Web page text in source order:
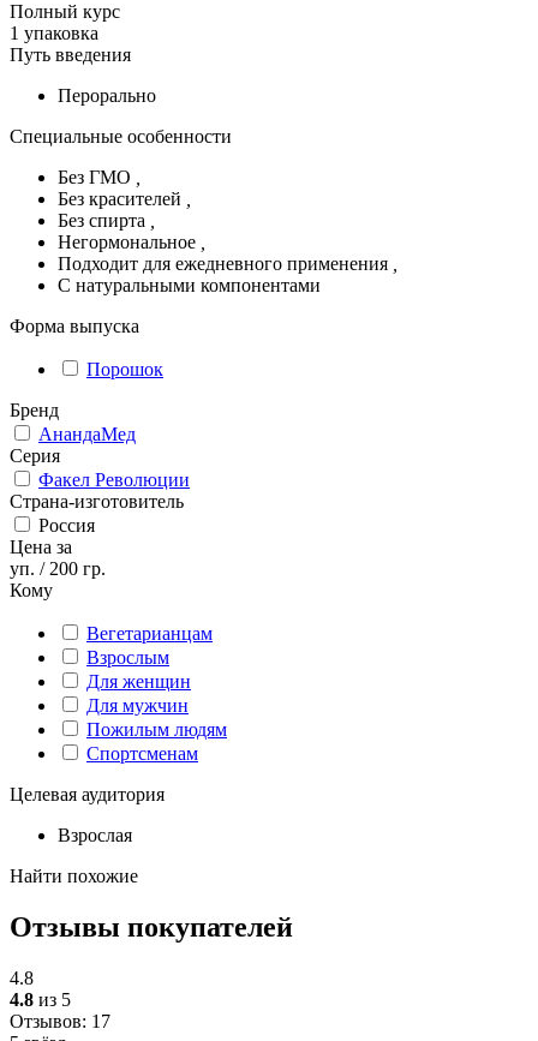
Полный курс
1 упаковка
Путь введения
Перорально
Специальные особенности
Без ГМО
Без красителей
Без спирта
Негормональное
Подходит для ежедневного применения
С натуральными компонентами
Форма выпуска
Порошок
Бренд
АнандаМед
Серия
Факел Революции
Страна-изготовитель
Россия
Цена за
уп. / 200 гр.
Кому
Вегетарианцам
Взрослым
Для женщин
Для мужчин
Пожилым людям
Спортсменам
Целевая аудитория
Взрослая
Найти похожие
Отзывы покупателей
4.8
4.8 из 5
Отзывов: 17